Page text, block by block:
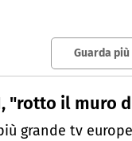
Guarda
"rotto il muro
grande tv